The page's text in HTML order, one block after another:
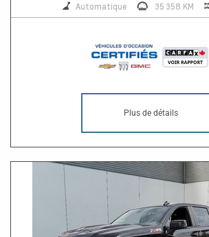
Automatique 35 358 KM
Plus de détails